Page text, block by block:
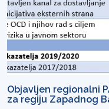
Objavljen regionalni
za regiju Zapadnog